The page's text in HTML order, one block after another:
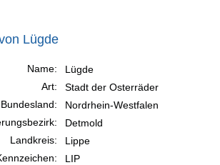
Lügde
Name:
Lügde
Art:
Stadt der Osterräder
Bundesland:
Nordrhein-Westfalen
Detmold
Landkreis:
Lippe
LIP